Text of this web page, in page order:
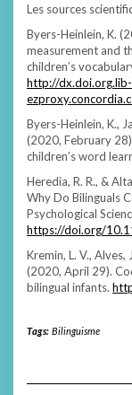
Les sources
Byers-Heinlein, K.
measurement and
children’s
http://dx.doi.org.lib-
Byers-Heinlein, K.,
(2020, February
children’s word
Heredia, R. R., &
Why Do Bilinguals
Psychological
https://doi.org/
Kremin, L. V., Alves,
(2020, April 29).
bilingual infants.
Tags: Bilinguisme